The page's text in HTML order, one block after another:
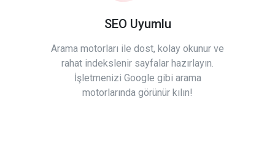
SEO Uyumlu
Arama motorları ile dost, kolay okunur ve
rahat indekslenir sayfalar hazırlayın.
İşletmenizi Google gibi arama
motorlarında görünür kılın!